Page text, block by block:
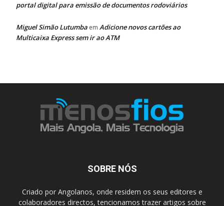
portal digital para emissão de documentos rodoviários
Miguel Simão Lutumba em Adicione novos cartões ao
Multicaixa Express sem ir ao ATM
SOBRE NÓS
Criado por Angolanos, onde residem os seus editores e
colaboradores directos, tencionamos trazer artigos sobre